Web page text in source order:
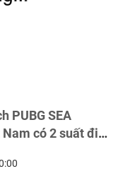
PUBG SEA
có 2 suất đi